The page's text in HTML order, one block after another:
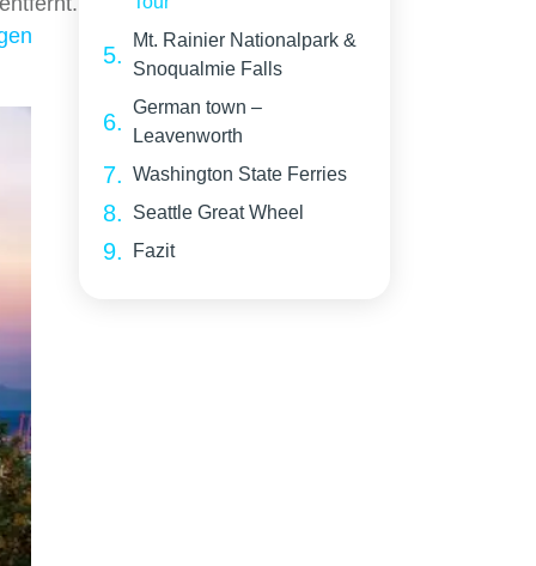
Mt. Rainier Nationalpark &
Snoqualmie Falls
German town –
Leavenworth
Washington State Ferries
Seattle Great Wheel
Fazit